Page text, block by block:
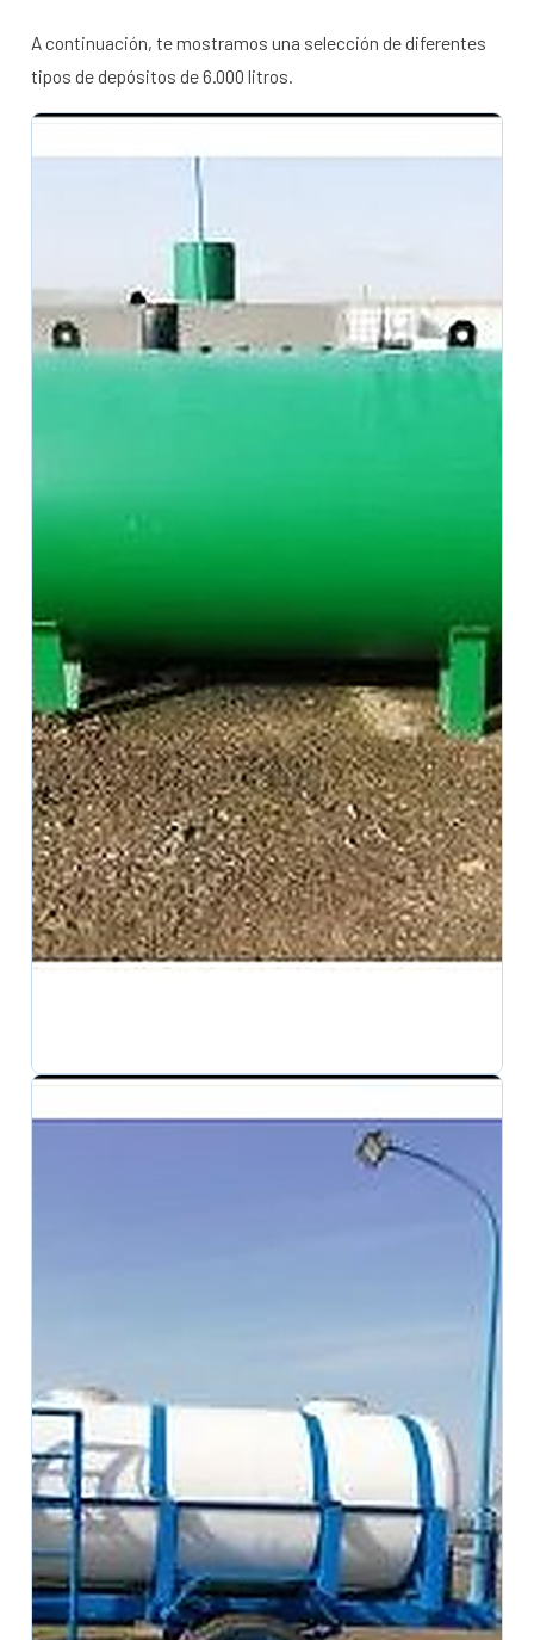
A continuación, te mostramos una selección de diferentes
tipos de depósitos de 6.000 litros.